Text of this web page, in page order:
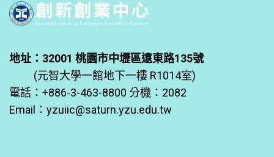
地址：32001 桃園市中壢區遠東路135號
(元智大學一館地下一樓 R1014室)
電話：+886-3-463-8800 分機：2082
Email： yzuiic@saturn.yzu.edu.tw